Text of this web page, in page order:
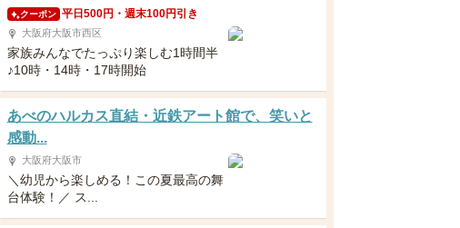
クーポン 平日500円・週末100円引き
大阪府大阪市西区
家族みんなでたっぷり楽しむ1時間半
♪10時・14時・17時開始
あべのハルカス直結・近鉄アート館で、笑いと
感動...
大阪府大阪市
＼幼児から楽しめる！この夏最高の舞
台体験！／ ス...